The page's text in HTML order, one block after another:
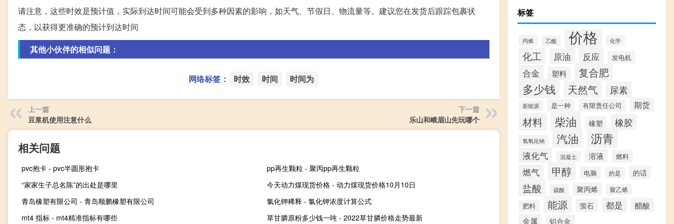
请注意，这些时效是预计值，实际到达时间可能会受到多种因素的影响，如天气、节假日、物流量等。建议您在发货后跟踪包裹状
态，以获得更准确的预计到达时间
其他小伙伴的相似问题：
网络标签： 时效 时间 时间为
上一篇
豆浆机使用注意什么
下一篇
乐山和峨眉山先玩哪个
相关问题
pvc抱卡 - pvc半圆形抱卡
pp再生颗粒 - 聚丙pp再生颗粒
“家家生子总名陈”的出处是哪里
今天动力煤现货价格 - 动力煤现货价格10月10日
青岛橡塑有限公司 - 青岛顺鹏橡塑有限公司
氯化钾稀释 - 氯化钾浓度计算公式
mt4 指标 - mt4精准指标有哪些
草甘膦原粉多少钱一吨 - 2022草甘膦价格走势最新
标签
丙烯 乙酸 价格 化学
化工 原油 反应 发电机
合金 塑料 复合肥
多少钱 天然气 尿素
新能源 是一种 有限责任公司 期货
材料 柴油 橡塑 橡胶
氢氧化钠 汽油 沥青
液化气 混凝土 溶液 燃料
燃气 甲醇 电脑 的是 的话
盐酸 硫酸 聚丙烯 聚乙烯
肥料 能源 萤石 都是 醋酸
金属 铝合金